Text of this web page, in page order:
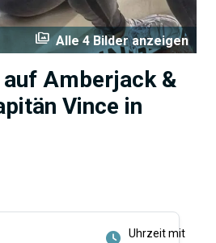
perm_media Alle 4 Bilder anzeigen
Amberjack &
Vince in
Uhrzeit mit